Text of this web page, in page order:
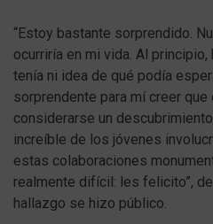
“Estoy bastante sorprendido.
ocurriría en mi vida. Al
tenía ni idea de qué podía
sorprendente para mí creer
considerarse un
increíble de los jóvenes
estas colaboraciones
realmente difícil: les felicito”,
hallazgo se hizo público.